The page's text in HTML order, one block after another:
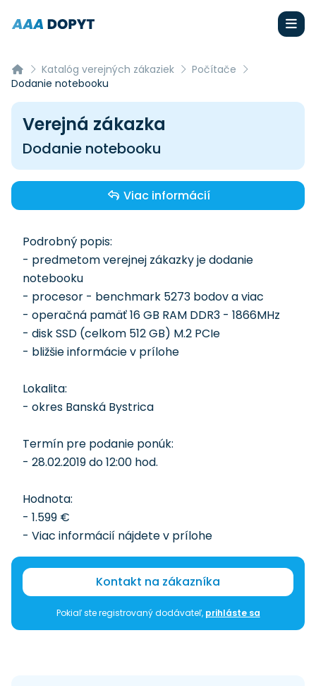
Katalóg verejných zákaziek
Počítače
Dodanie notebooku
Verejná zákazka
Dodanie notebooku
Viac informácií
Podrobný popis:
- predmetom verejnej zákazky je dodanie
notebooku
- procesor - benchmark 5273 bodov a viac
- operačná pamäť 16 GB RAM DDR3 - 1866MHz
- disk SSD (celkom 512 GB) M.2 PCIe
- bližšie informácie v prílohe
Lokalita:
- okres Banská Bystrica
Termín pre podanie ponúk:
- 28.02.2019 do 12:00 hod.
Hodnota:
- 1.599 €
- Viac informácií nájdete v prílohe
Kontakt na zákazníka
Pokiaľ ste registrovaný dodávateľ, prihláste sa